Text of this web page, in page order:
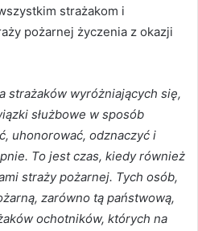
strażakom i
pożarnej życzenia z okazji
strażaków wyróżniających się,
służbowe w sposób
uhonorować, odznaczyć i
To jest czas, kiedy również
straży pożarnej. Tych osób,
zarówno tą państwową,
ochotników, których na